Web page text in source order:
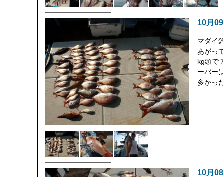
10月
マダイ
あがっ
kg頭で
ーバー
多かっ
10月